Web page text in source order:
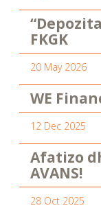
FKGK
20 May 2026
WE
12 Dec 2025
Afatizo
AVANS!
28 Oct 2025